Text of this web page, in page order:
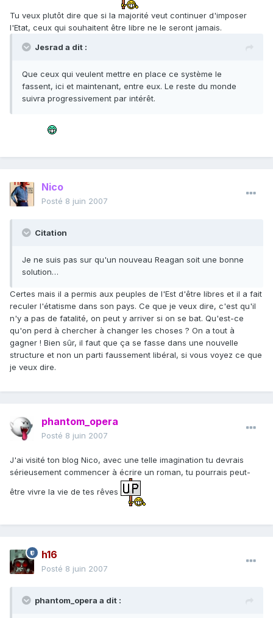
Tu veux plutôt dire que si la majorité veut continuer d'imposer
l'Etat, ceux qui souhaitent être libre ne le seront jamais.
Jesrad a dit :
Que ceux qui veulent mettre en place ce système le
fassent, ici et maintenant, entre eux. Le reste du monde
suivra progressivement par intérêt.
Nico
Posté 8 juin 2007
Citation
Je ne suis pas sur qu'un nouveau Reagan soit une bonne
solution…
Certes mais il a permis aux peuples de l'Est d'être libres et il a fait
reculer l'étatisme dans son pays. Ce que je veux dire, c'est qu'il
n'y a pas de fatalité, on peut y arriver si on se bat. Qu'est-ce
qu'on perd à chercher à changer les choses ? On a tout à
gagner ! Bien sûr, il faut que ça se fasse dans une nouvelle
structure et non un parti faussement libéral, si vous voyez ce que
je veux dire.
phantom_opera
Posté 8 juin 2007
J'ai visité ton blog Nico, avec une telle imagination tu devrais
sérieusement commencer à écrire un roman, tu pourrais peut-
être vivre la vie de tes rêves
h16
Posté 8 juin 2007
phantom_opera a dit :